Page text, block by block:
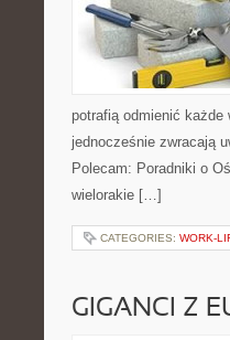
potrafią odmienić
jednocześnie zwracają
Polecam: Poradniki o
wielorakie […]
CATEGORIES: WORK-
GIGANCI Z